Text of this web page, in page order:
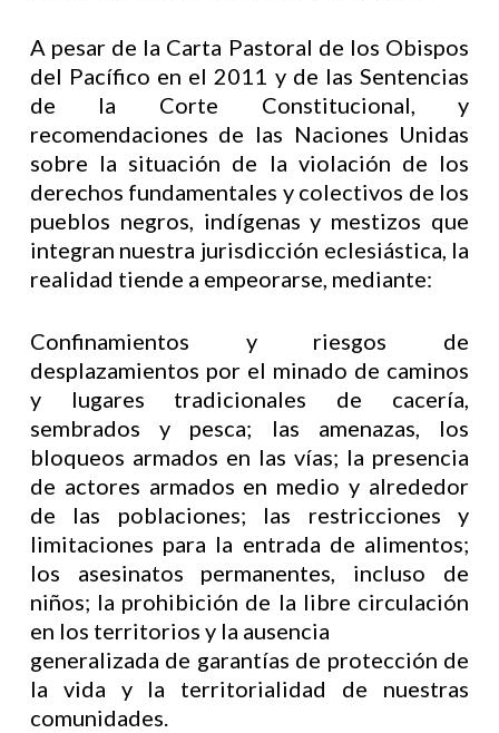
A pesar de la Carta Pastoral de los Obispos
del Pacífico en el 2011 y de las Sentencias
de la Corte Constitucional, y
recomendaciones de las Naciones Unidas
sobre la situación de la violación de los
derechos fundamentales y colectivos de los
pueblos negros, indígenas y mestizos que
integran nuestra jurisdicción eclesiástica, la
realidad tiende a empeorarse, mediante:
Confinamientos y riesgos de
desplazamientos por el minado de caminos
y lugares tradicionales de cacería,
sembrados y pesca; las amenazas, los
bloqueos armados en las vías; la presencia
de actores armados en medio y alrededor
de las poblaciones; las restricciones y
limitaciones para la entrada de alimentos;
los asesinatos permanentes, incluso de
niños; la prohibición de la libre circulación
en los territorios y la ausencia
generalizada de garantías de protección de
la vida y la territorialidad de nuestras
comunidades.